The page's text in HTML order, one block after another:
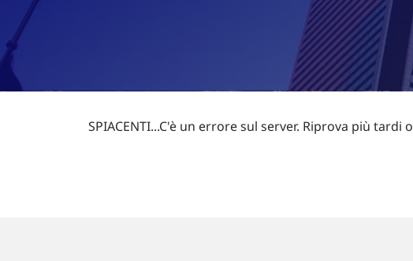
SPIACENTI...C'è un errore sul server. Riprova più tardi o